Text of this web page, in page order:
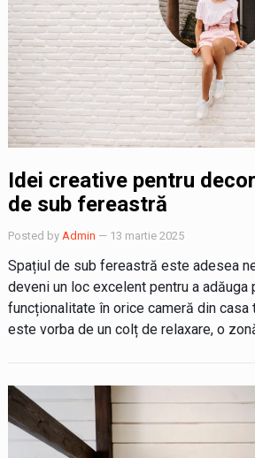
Idei creative pentru
de sub fereastră
Posted by Admin — 13 martie 2025
Spațiul de sub fereastră este adesea
deveni un loc excelent pentru a adăuga
funcționalitate în orice cameră din casa
este vorba de un colț de relaxare, o